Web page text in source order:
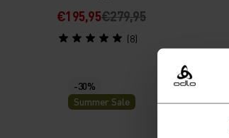
€195,95€279,95
(8)
-30%
Summer Sale